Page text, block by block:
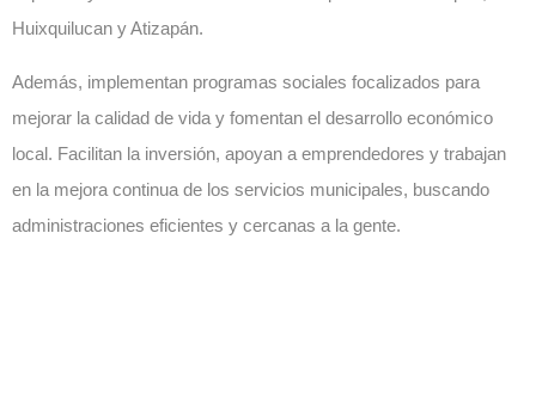
Huixquilucan y Atizapán.
Además, implementan programas sociales focalizados para
mejorar la calidad de vida y fomentan el desarrollo económico
local. Facilitan la inversión, apoyan a emprendedores y trabajan
en la mejora continua de los servicios municipales, buscando
administraciones eficientes y cercanas a la gente.